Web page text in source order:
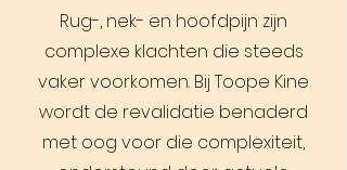
Rug-, nek- en hoofdpijn zijn
complexe klachten die steeds
vaker voorkomen. Bij Toope Kine
wordt de revalidatie benaderd
met oog voor die complexiteit,